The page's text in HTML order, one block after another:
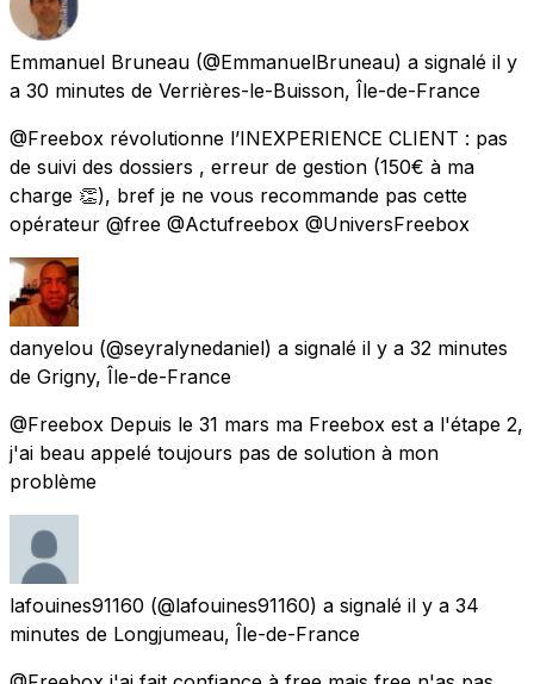
Emmanuel Bruneau (@EmmanuelBruneau) a signalé il y
a 30 minutes de Verrières-le-Buisson, Île-de-France
@Freebox révolutionne l’INEXPERIENCE CLIENT : pas
de suivi des dossiers , erreur de gestion (150€ à ma
charge 👏), bref je ne vous recommande pas cette
opérateur @free @Actufreebox @UniversFreebox
danyelou (@seyralynedaniel) a signalé il y a 32 minutes
de Grigny, Île-de-France
@Freebox Depuis le 31 mars ma Freebox est a l'étape 2,
j'ai beau appelé toujours pas de solution à mon
problème
lafouines91160 (@lafouines91160) a signalé il y a 34
minutes de Longjumeau, Île-de-France